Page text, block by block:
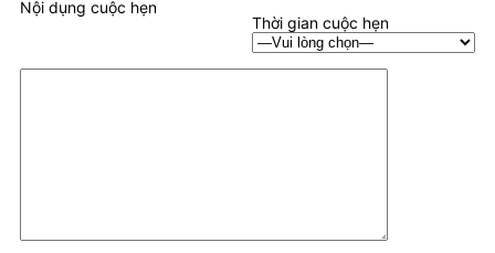
Thời gian cuộc hẹn
Nội dụng cuộc hẹn